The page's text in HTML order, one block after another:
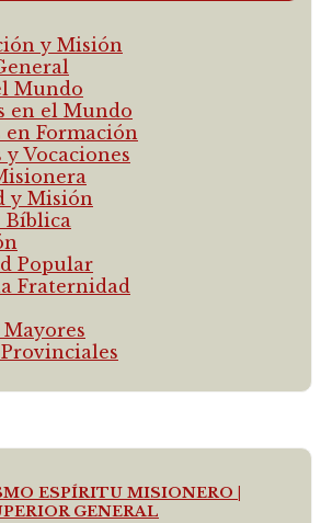
y Misión
Mundo
en el Mundo
Formación
y Vocaciones
y Misión
Popular
Fraternidad
ESPÍRITU MISIONERO |
GENERAL